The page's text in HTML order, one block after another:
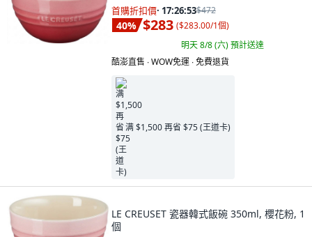
首購折扣價· 17:26:52$472
40% $283 ($283.00/1個)
明天 8/8 (六)預計送達
酷澎直售 ∙ WOW免運 ∙ 免費退貨
满 $1,500 再省 $75 (王道卡)
LE CREUSET 瓷器韓式飯碗 350ml, 櫻花粉, 1
個